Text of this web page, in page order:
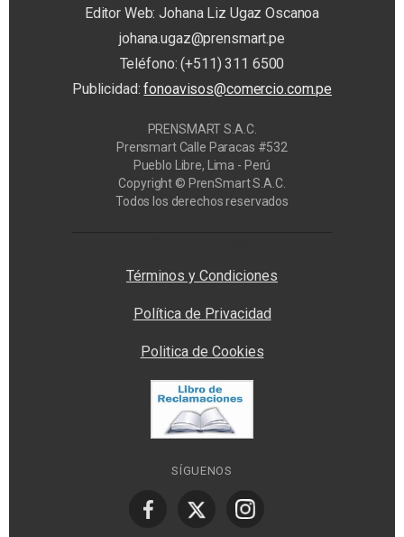
Editor Web: Johana Liz Ugaz Oscanoa
johana.ugaz@prensmart.pe
Teléfono: (+511) 311 6500
Publicidad:fonoavisos@comercio.com.pe
PRENSMART S.A.C.
Prensmart Calle Paracas #532
Pueblo Libre, Lima - Perú
Copyright © PrenSmart S.A.C.
Todos los derechos reservados
Términos y Condiciones
Política de Privacidad
Politica de Cookies
SÍGUENOS